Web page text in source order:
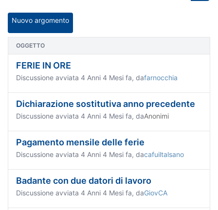
Nuovo argomento
OGGETTO
FERIE IN ORE
Discussione avviata 4 Anni 4 Mesi fa, dafarnocchia
Dichiarazione sostitutiva anno precedente
Discussione avviata 4 Anni 4 Mesi fa, daAnonimi
Pagamento mensile delle ferie
Discussione avviata 4 Anni 4 Mesi fa, dacafuiltalsano
Badante con due datori di lavoro
Discussione avviata 4 Anni 4 Mesi fa, daGiovCA